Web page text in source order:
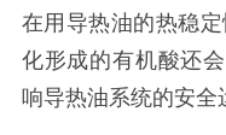
在用导热油的热稳
化形成的有机酸还
响导热油系统的安全